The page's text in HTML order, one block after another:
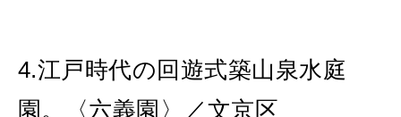
4.江戸時代の回遊式築山泉水庭
園。〈六義園〉／文京区